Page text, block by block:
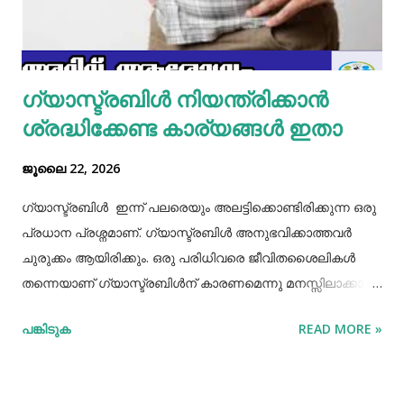
മല്ലിയില എന്നിവ ചേർത്തൊരു മിക്സ്‌ തയാറാക്കാം. ഇനി
ഒരു പാനിൽ കുറച്ച് നെയ്യ് തടവിയ ശേഷം അതിൽ തയാ...
ഗ്യാസ്ട്രബിൾ നിയന്ത്രിക്കാൻ
ശ്രദ്ധിക്കേണ്ട കാര്യങ്ങൾ ഇതാ
ജൂലൈ 22, 2026
ഗ്യാസ്ട്രബിൾ ഇന്ന് പലരെയും അലട്ടിക്കൊണ്ടിരിക്കുന്ന ഒരു
പ്രധാന പ്രശ്നമാണ്. ഗ്യാസ്ട്രബിൾ അനുഭവിക്കാത്തവർ
ചുരുക്കം ആയിരിക്കും. ഒരു പരിധിവരെ ജീവിതശൈലികൾ
തന്നെയാണ് ഗ്യാസ്ട്രബിൾന് കാരണമെന്നു മനസ്സിലാക്കാം.
കഴിക്കൽ, ഭക്ഷണം ചവച്ചരച്ച് കഴിക്കാതിരിക്കൽ, വിശപ്പും
പങ്കിടുക READ MORE »